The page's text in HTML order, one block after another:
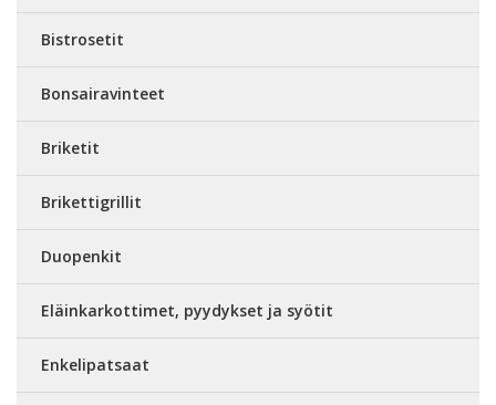
Bistrosetit
Bonsairavinteet
Briketit
Brikettigrillit
Duopenkit
Eläinkarkottimet, pyydykset ja syötit
Enkelipatsaat